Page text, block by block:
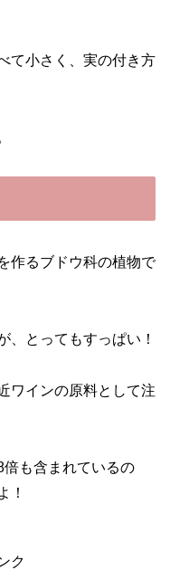
て小さく、実の付き方
作るブドウ科の植物で
、とってもすっぱい！
ワインの原料として注
も含まれているの
！
ク